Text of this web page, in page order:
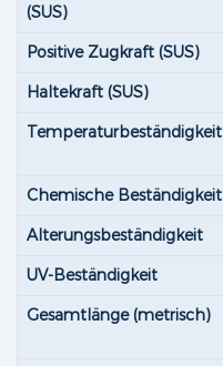
(SUS)​
Positive Zugkraft (SUS)​
Haltekraft (SUS)
Temperaturbeständigkeit
Chemische Beständigkeit
Alterungsbeständigkeit
UV-Beständigkeit
Gesamtlänge (metrisch)